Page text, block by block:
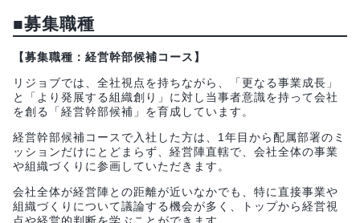
■募集職種
【募集職種：経営幹部候補コース】
リジョブでは、全社視点を持ちながら、「更なる事業成長」
と「より発展する組織創り」に対し当事者意識を持って会社
を創る「経営幹部候補」を育成しています。
経営幹部候補コースで入社した方は、1年目から配属部署のミ
ッションだけにとどまらず、経営陣直轄で、会社全体の事業
や組織づくりに参画していただきます。
会社全体が経営陣との距離が近いなかでも、特に直接事業や
組織づくりについて議論する機会が多く、トップから経営視